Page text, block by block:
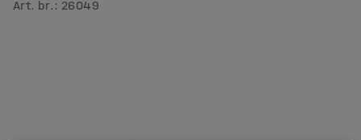
Art. br. : 26049